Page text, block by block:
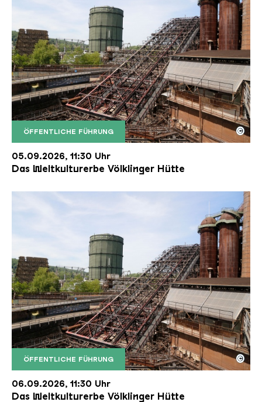
ÖFFENTLICHE FÜHRUNG
Der Erzschrägaufzug der Völklinger Hütte mit
Copyright: Weltkulturerbe Völklinger Hütte | Karl
©
05.09.2026, 11:30 Uhr
Das Weltkulturerbe Völklinger Hütte
ÖFFENTLICHE FÜHRUNG
Der Erzschrägaufzug der Völklinger Hütte mit
Copyright: Weltkulturerbe Völklinger Hütte | Karl
©
06.09.2026, 11:30 Uhr
Das Weltkulturerbe Völklinger Hütte